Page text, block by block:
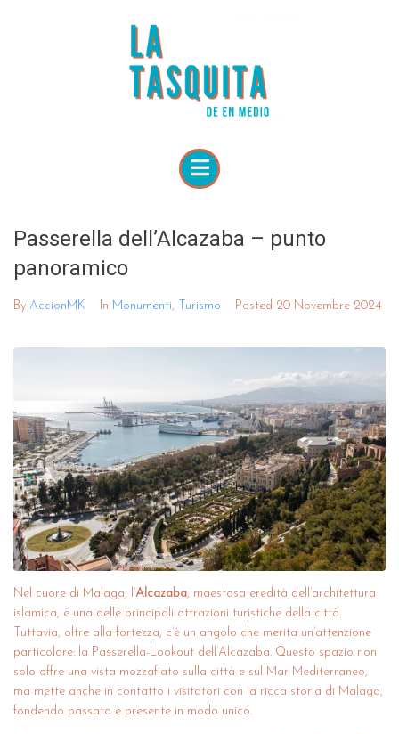
Passerella dell’Alcazaba – punto
panoramico
By AccionMK In Monumenti, Turismo Posted 20 Novembre 2024
Nel cuore di Malaga, l’ Alcazaba, maestosa eredità dell’architettura
islamica, è una delle principali attrazioni turistiche della città.
Tuttavia, oltre alla fortezza, c’è un angolo che merita un’attenzione
particolare: la Passerella-Lookout dell’Alcazaba. Questo spazio non
solo offre una vista mozzafiato sulla città e sul Mar Mediterraneo,
ma mette anche in contatto i visitatori con la ricca storia di Malaga,
fondendo passato e presente in modo unico.